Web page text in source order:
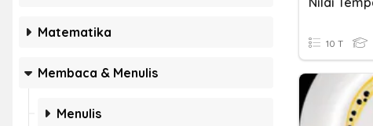
Matematika
Membaca & Menulis
Menulis
10 T